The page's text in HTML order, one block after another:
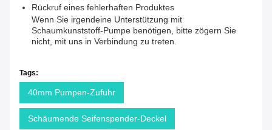
Rückruf eines fehlerhaften Produktes
Wenn Sie irgendeine Unterstützung mit
Schaumkunststoff-Pumpe benötigen, bitte zögern Sie
nicht, mit uns in Verbindung zu treten.
Tags:
40mm Pumpen-Zufuhr
Schäumende Seifenspender-Deckel